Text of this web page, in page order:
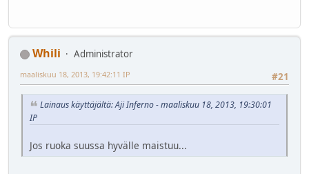
Whili
Administrator
#21
maaliskuu 18, 2013, 19:42:11 IP
Lainaus käyttäjältä: Aji Inferno - maaliskuu 18, 2013, 19:30:01
IP
Jos ruoka suussa hyvälle maistuu...